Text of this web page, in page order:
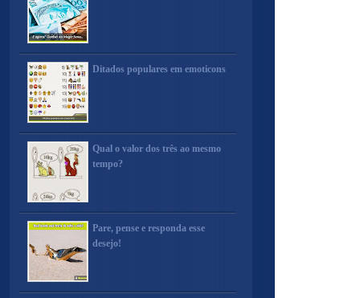
Ditados populares em emoticons
Qual o valor dos três ao mesmo
tempo?
Pare, pense e responda esse
desejo!